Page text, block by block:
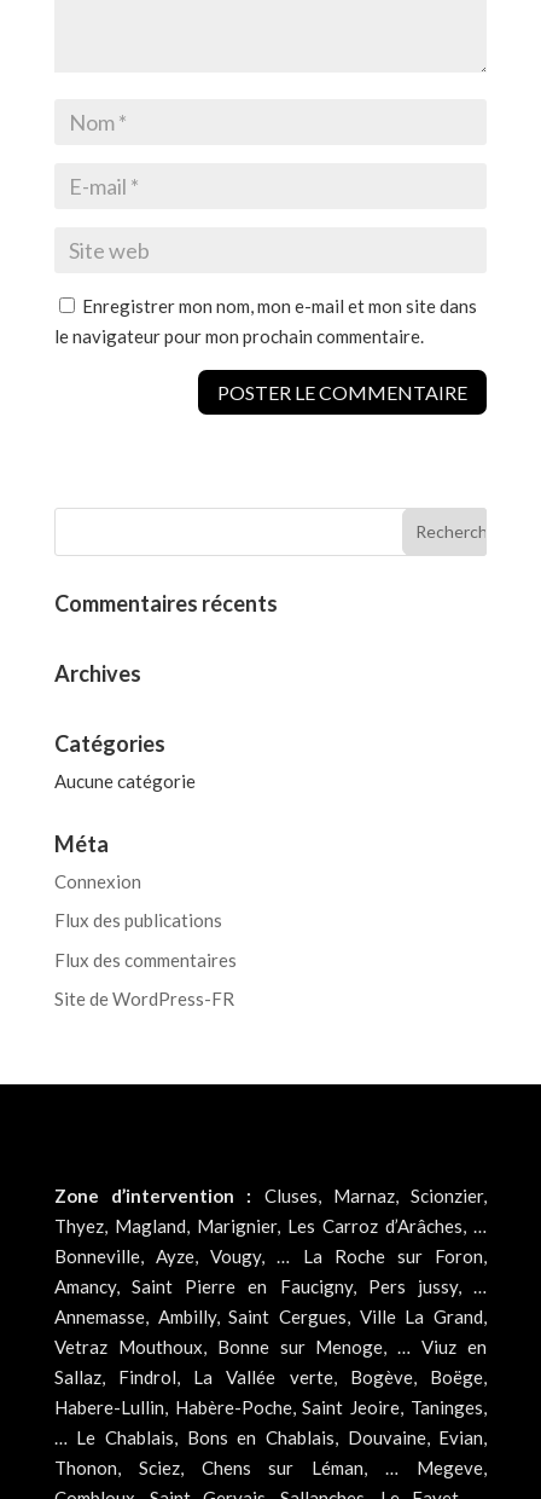
Enregistrer mon nom, mon e-mail et mon site dans
le navigateur pour mon prochain commentaire.
Commentaires récents
Archives
Catégories
Aucune catégorie
Méta
Connexion
Flux des publications
Flux des commentaires
Site de WordPress-FR
Zone d’intervention : Cluses, Marnaz, Scionzier,
Thyez, Magland, Marignier, Les Carroz d’Arâches, …
Bonneville, Ayze, Vougy, … La Roche sur Foron,
Amancy, Saint Pierre en Faucigny, Pers jussy, …
Annemasse, Ambilly, Saint Cergues, Ville La Grand,
Vetraz Mouthoux, Bonne sur Menoge, … Viuz en
Sallaz, Findrol, La Vallée verte, Bogève, Boëge,
Habere-Lullin, Habère-Poche, Saint Jeoire, Taninges,
… Le Chablais, Bons en Chablais, Douvaine, Evian,
Thonon, Sciez, Chens sur Léman, … Megeve,